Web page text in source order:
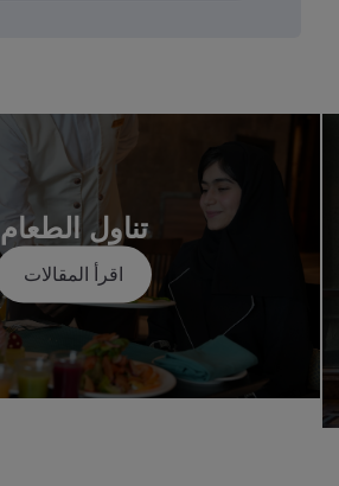
تناول الطعام
اقرأ المقالات